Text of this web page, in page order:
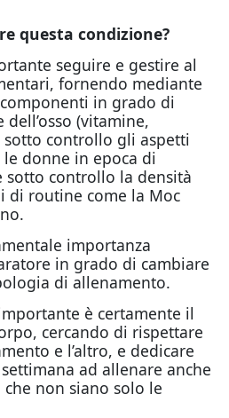
questa condizione?
seguire e gestire al
fornendo mediante
in grado di
(vitamine,
sotto controllo gli aspetti
donne in epoca di
sotto controllo la densità
di routine come la Moc
importanza
in grado di cambiare
di allenamento.
è certamente il
cercando di rispettare
e l’altro, e dedicare
ad allenare anche
non siano solo le